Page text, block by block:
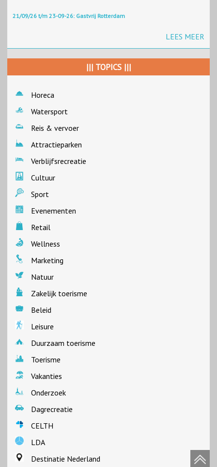
21/09/26 t/m 23-09-26: Gastvrij Rotterdam
LEES MEER
||| TOPICS |||
Horeca
Watersport
Reis & vervoer
Attractieparken
Verblijfsrecreatie
Cultuur
Sport
Evenementen
Retail
Wellness
Marketing
Natuur
Zakelijk toerisme
Beleid
Leisure
Duurzaam toerisme
Toerisme
Vakanties
Onderzoek
Dagrecreatie
CELTH
LDA
Destinatie Nederland